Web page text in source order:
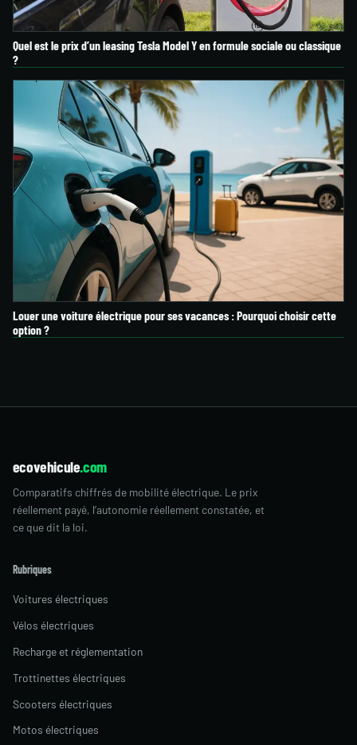
Quel est le prix d’un leasing Tesla Model Y en formule sociale ou classique
?
Louer une voiture électrique pour ses vacances : Pourquoi choisir cette
option ?
ecovehicule.com
Comparatifs chiffrés de mobilité électrique. Le prix
réellement payé, l’autonomie réellement constatée, et
ce que dit la loi.
Rubriques
Voitures électriques
Vélos électriques
Recharge et réglementation
Trottinettes électriques
Scooters électriques
Motos électriques